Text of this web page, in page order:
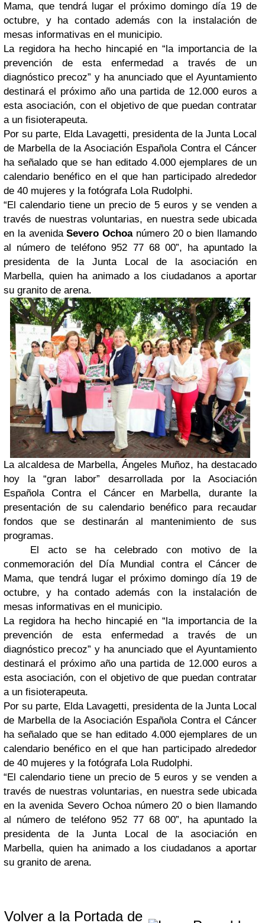
Mama, que tendrá lugar el próximo domingo día 19 de
octubre, y ha contado además con la instalación de
mesas informativas en el municipio.
La regidora ha hecho hincapié en “la importancia de la
prevención de esta enfermedad a través de un
diagnóstico precoz” y ha anunciado que el Ayuntamiento
destinará el próximo año una partida de 12.000 euros a
esta asociación, con el objetivo de que puedan contratar
a un fisioterapeuta.
Por su parte, Elda Lavagetti, presidenta de la Junta Local
de Marbella de la Asociación Española Contra el Cáncer
ha señalado que se han editado 4.000 ejemplares de un
calendario benéfico en el que han participado alrededor
de 40 mujeres y la fotógrafa Lola Rudolphi.
“El calendario tiene un precio de 5 euros y se venden a
través de nuestras voluntarias, en nuestra sede ubicada
en la avenidaSevero Ochoanúmero 20 o bien llamando
al número de teléfono 952 77 68 00”, ha apuntado la
presidenta de la Junta Local de la asociación en
Marbella, quien ha animado a los ciudadanos a aportar
su granito de arena.
La alcaldesa de Marbella, Ángeles Muñoz, ha destacado
hoy la “gran labor” desarrollada por la Asociación
Española Contra el Cáncer en Marbella, durante la
presentación de su calendario benéfico para recaudar
fondos que se destinarán al mantenimiento de sus
programas.
El acto se ha celebrado con motivo de la
conmemoración del Día Mundial contra el Cáncer de
Mama, que tendrá lugar el próximo domingo día 19 de
octubre, y ha contado además con la instalación de
mesas informativas en el municipio.
La regidora ha hecho hincapié en “la importancia de la
prevención de esta enfermedad a través de un
diagnóstico precoz” y ha anunciado que el Ayuntamiento
destinará el próximo año una partida de 12.000 euros a
esta asociación, con el objetivo de que puedan contratar
a un fisioterapeuta.
Por su parte, Elda Lavagetti, presidenta de la Junta Local
de Marbella de la Asociación Española Contra el Cáncer
ha señalado que se han editado 4.000 ejemplares de un
calendario benéfico en el que han participado alrededor
de 40 mujeres y la fotógrafa Lola Rudolphi.
“El calendario tiene un precio de 5 euros y se venden a
través de nuestras voluntarias, en nuestra sede ubicada
en la avenida Severo Ochoa número 20 o bien llamando
al número de teléfono 952 77 68 00”, ha apuntado la
presidenta de la Junta Local de la asociación en
Marbella, quien ha animado a los ciudadanos a aportar
su granito de arena.
Volver a la Portada de